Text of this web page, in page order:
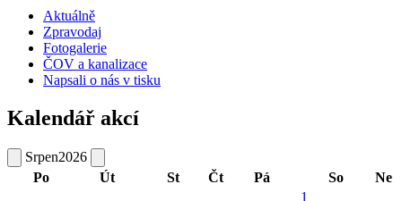
Aktuálně
Zpravodaj
Fotogalerie
ČOV a kanalizace
Napsali o nás v tisku
Kalendář akcí
Srpen2026
Po
Út St Čt Pá So Ne
1